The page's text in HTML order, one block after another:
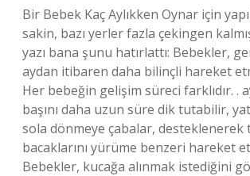
Bir Bebek Kaç Aylıkken Oynar için
sakin, bazı yerler fazla çekingen
yazı bana şunu hatırlattı: Bebekler,
aydan itibaren daha bilinçli hareket
Her bebeğin gelişim süreci farklıdır. .
başını daha uzun süre dik tutabilir,
sola dönmeye çabalar,
bacaklarını yürüme benzeri hareket
Bebekler, kucağa alınmak istediğini